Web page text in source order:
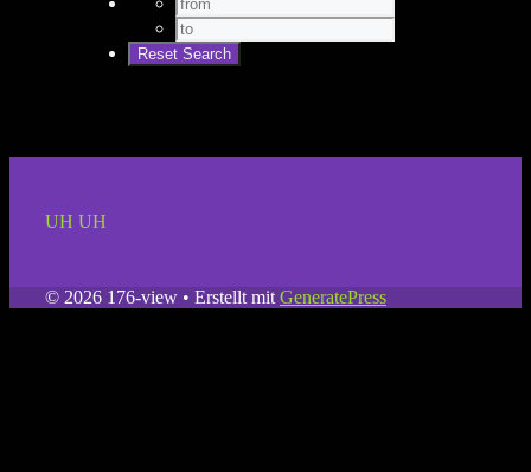
UH UH
© 2026 176-view • Erstellt mit GeneratePress